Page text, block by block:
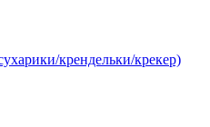
крендельки/крекер)